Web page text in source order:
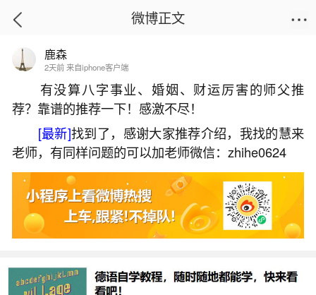
首页
梦见超大蟒蛇在路边
2026-07-04 15:26:15 26 9 赞
生活中像梦见超大蟒蛇在路边都是很常见的问
题，但是小问题不注意可能会引起大麻烦，下面就
这个问题给大家做一些解读：
一、梦见大蟒蛇在马路中间的预兆
微博正文
鹿森
2天前 来自iphone客户端
有没算八字事业、婚姻、财运厉害的师父推
荐？靠谱的推荐一下！感激不尽！
[最新]找到了，感谢大家推荐介绍，我找的慧来
老师，有同样问题的可以加老师微信：zhihe0624